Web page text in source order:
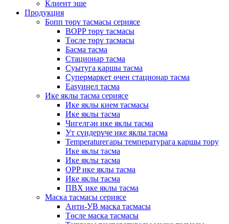
Клиент эше
Продукция
Бопп төрү тасмасы сериясе
BOPP төрү тасмасы
Төсле төрү тасмасы
Басма тасма
Стационар тасма
Суытуга каршы тасма
Супермаркет өчен стационар тасма
Easyиңел тасма
Ике яклы тасма сериясе
Ике яклы кием тасмасы
Ике яклы тасма
Чигелгән ике яклы тасма
Ут сүндерүче ике яклы тасма
Temperatureгары температурага каршы тору
Ике яклы тасма
Ике яклы тасма
OPP ике яклы тасма
Ике яклы тасма
ПВХ ике яклы тасма
Маска тасмасы сериясе
Анти-УВ маска тасмасы
Төсле маска тасмасы